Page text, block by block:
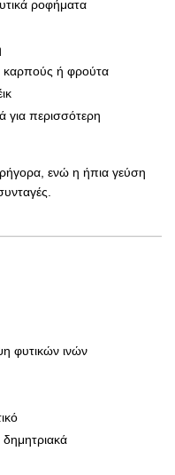
ροφήματα
καρπούς ή φρούτα
περισσότερη
ενώ η ήπια γεύση
φυτικών ινών